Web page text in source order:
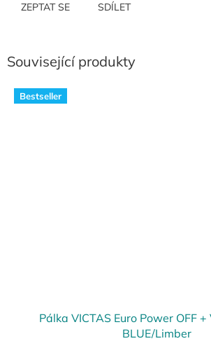
ZEPTAT SE SDÍLET
Související produkty
Bestseller
Pálka VICTAS Euro Power OFF
BLUE/Limber